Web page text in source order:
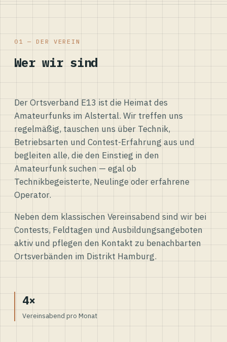
01 — DER VEREIN
Wer wir sind
Der Ortsverband E13 ist die Heimat des
Amateurfunks im Alstertal. Wir treffen uns
regelmäßig, tauschen uns über Technik,
Betriebsarten und Contest-Erfahrung aus und
begleiten alle, die den Einstieg in den
Amateurfunk suchen — egal ob
Technikbegeisterte, Neulinge oder erfahrene
Operator.
Neben dem klassischen Vereinsabend sind wir bei
Contests, Feldtagen und Ausbildungsangeboten
aktiv und pflegen den Kontakt zu benachbarten
Ortsverbänden im Distrikt Hamburg.
4×
Vereinsabend pro Monat